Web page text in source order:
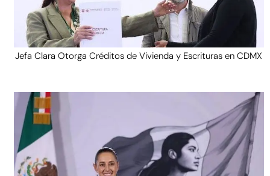
Jefa Clara Otorga Créditos de Vivienda y Escrituras en CDMX